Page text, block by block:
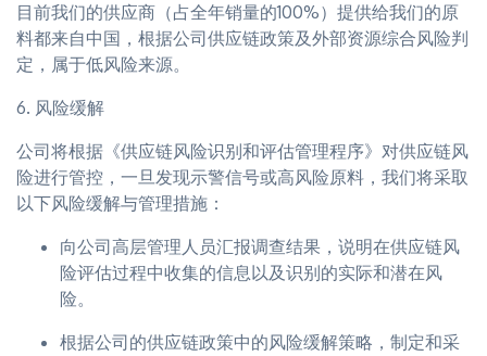
目前我们的供应商（占全年销量的100%）提供给我们的原
料都来自中国，根据公司供应链政策及外部资源综合风险判
定，属于低风险来源。
6. 风险缓解
公司将根据《供应链风险识别和评估管理程序》对供应链风
险进行管控，一旦发现示警信号或高风险原料，我们将采取
以下风险缓解与管理措施：
向公司高层管理人员汇报调查结果，说明在供应链风
险评估过程中收集的信息以及识别的实际和潜在风
险。
根据公司的供应链政策中的风险缓解策略，制定和采